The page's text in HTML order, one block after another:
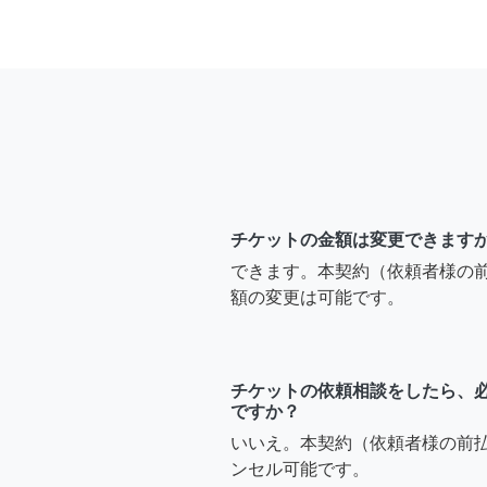
チケットの金額は変更できます
できます。本契約（依頼者様の
額の変更は可能です。
チケットの依頼相談をしたら、
ですか？
いいえ。本契約（依頼者様の前
ンセル可能です。